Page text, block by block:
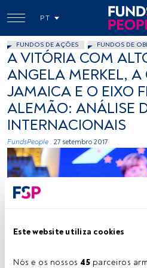
Este website utiliza cookies
Nós e os nossos 45 parceiros
PT
FUNDOS DE AÇÕES FUNDOS DE
A VITÓRIA COM
ANGELA MERKEL,
JAMAICA E O EIXO
ALEMÃO: ANÁLISE
INTERNACIONAIS
FundsPeople . 27 setembro 2017